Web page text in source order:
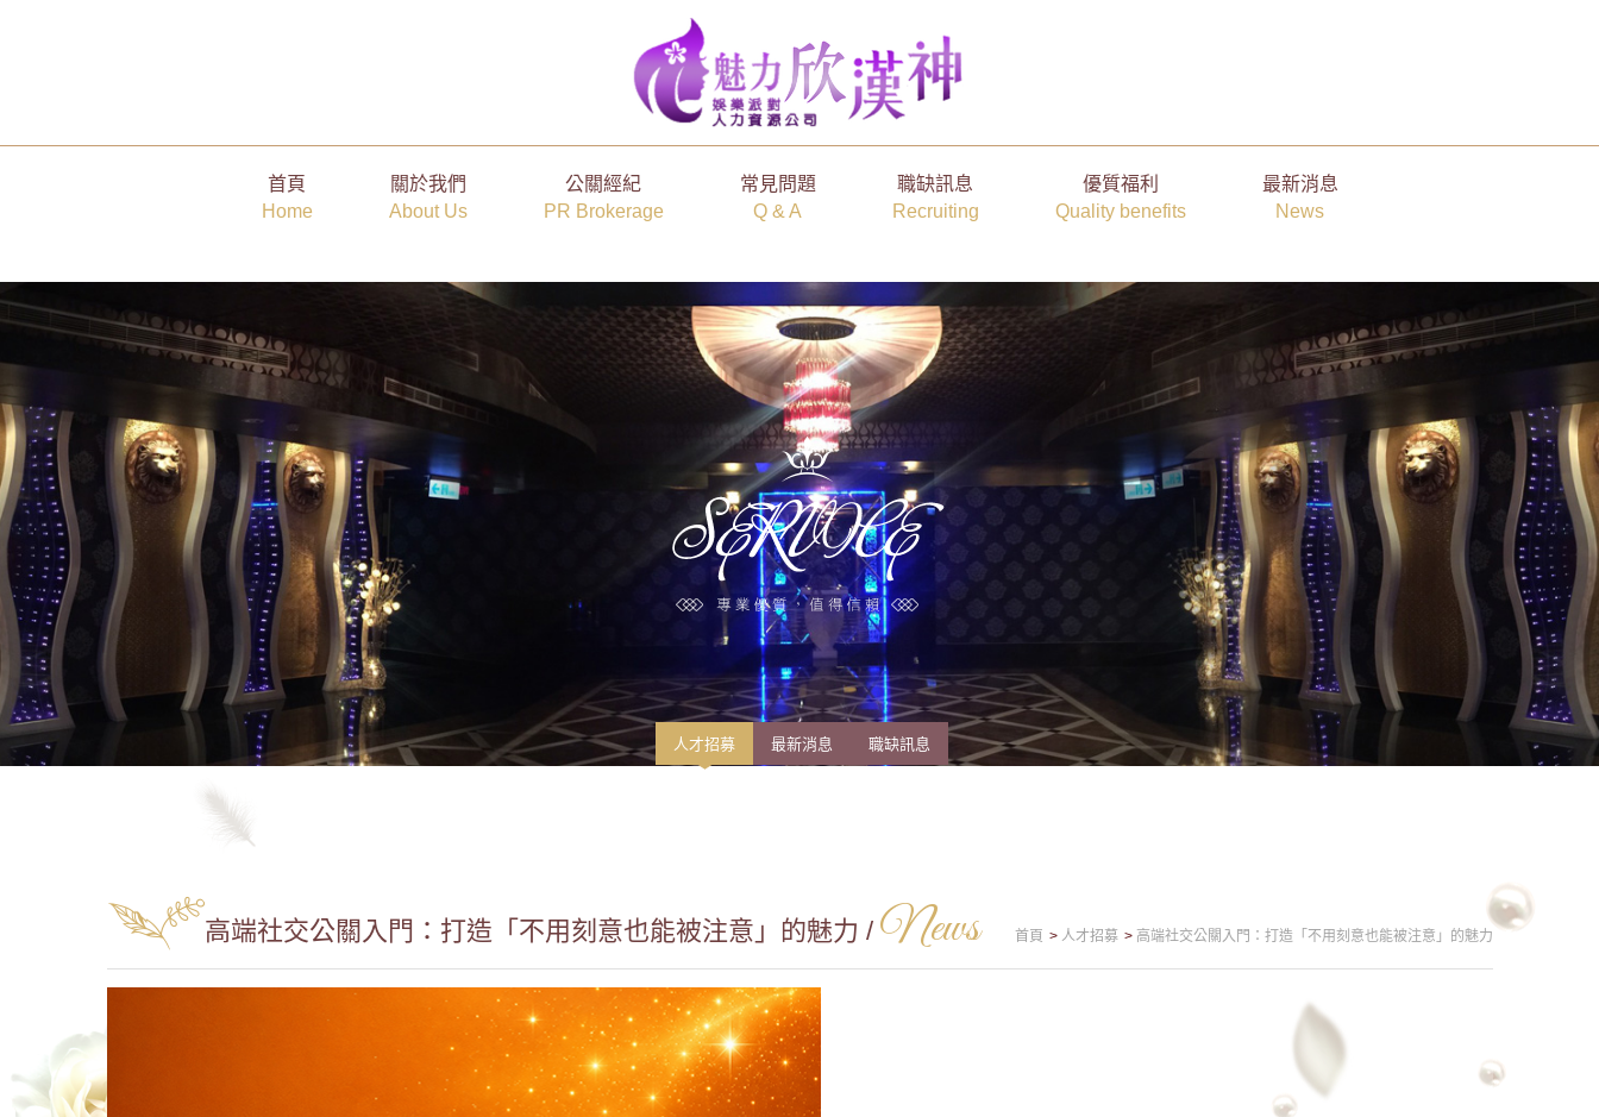
首頁
Home
關於我們
About Us
公關經紀
PR Brokerage
常見問題
Q & A
職缺訊息
Recruiting
優質福利
Quality benefits
最新消息
News
人才招募 最新消息 職缺訊息
首頁 人才招募 高端社交公關入門：打造「不用刻意也能被注意」的魅力
高端社交公關入門：打造「不用刻意也能被注意」的魅力 / News